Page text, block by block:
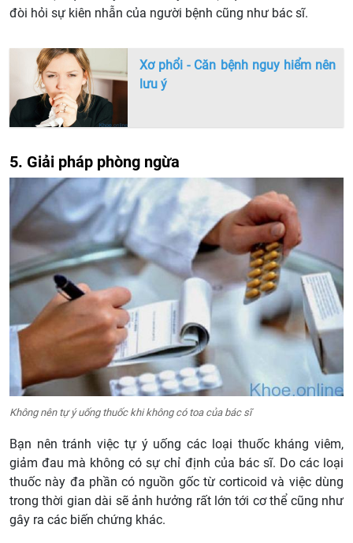
đòi hỏi sự kiên nhẫn của người bệnh cũng như bác sĩ.
Xơ phổi - Căn bệnh nguy hiểm nên
lưu ý
5. Giải pháp phòng ngừa
Không nên tự ý uống thuốc khi không có toa của bác sĩ
Bạn nên tránh việc tự ý uống các loại thuốc kháng viêm,
giảm đau mà không có sự chỉ định của bác sĩ. Do các loại
thuốc này đa phần có nguồn gốc từ corticoid và việc dùng
trong thời gian dài sẽ ảnh hưởng rất lớn tới cơ thể cũng như
gây ra các biến chứng khác.